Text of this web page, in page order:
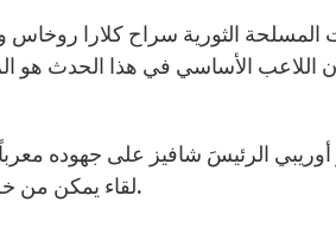
اللاعب الأساسي في هذا الحدث هو
لقاء يمكن من خلالها الشروع في عملية تحرير جميع الأسرى.